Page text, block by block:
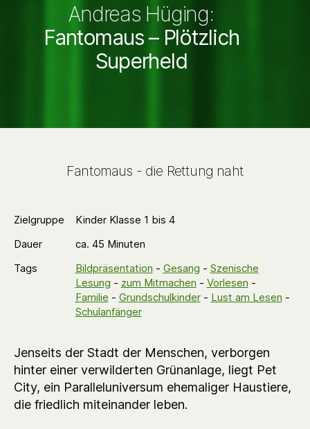
Andreas Hüging:
Fantomaus – Plötzlich
Superheld
Fantomaus - die Rettung naht
Zielgruppe
Kinder Klasse 1 bis 4
Dauer
ca. 45 Minuten
Tags
Bildpräsentation - Gesang - Szenische
Lesung - zum Mitmachen - Vorlesen -
Familie - Grundschulkinder- Lust am Lesen -
Schulanfänger
Jenseits der Stadt der Menschen, verborgen
hinter einer verwilderten Grünanlage, liegt Pet
City, ein Paralleluniversum ehemaliger Haustiere,
die friedlich miteinander leben.